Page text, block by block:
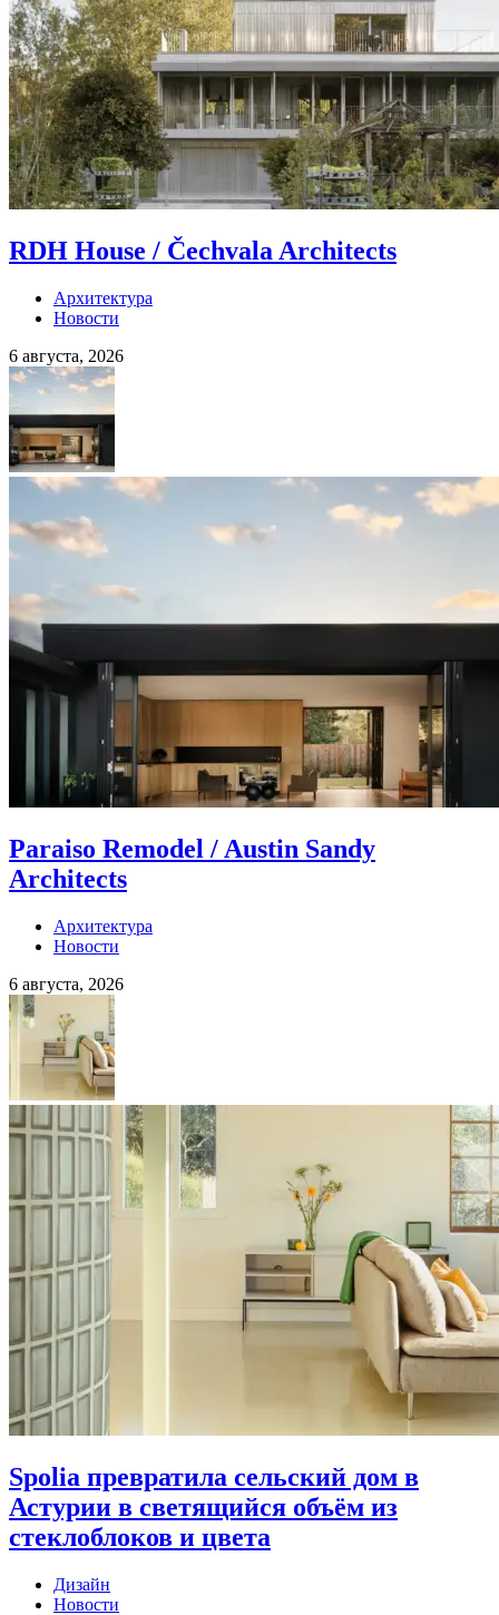
RDH House / Čechvala Architects
Архитектура
Новости
6 августа, 2026
Paraiso Remodel / Austin Sandy
Architects
Архитектура
Новости
6 августа, 2026
Spolia превратила сельский дом в
Астурии в светящийся объём из
стеклоблоков и цвета
Дизайн
Новости